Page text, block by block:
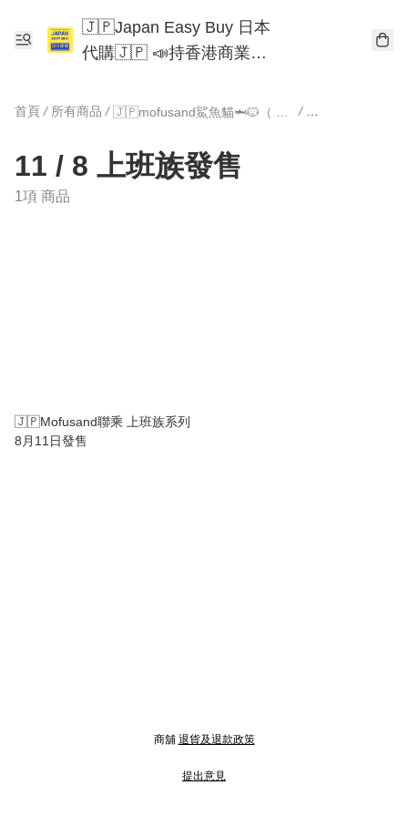
🇯🇵Japan Easy Buy 日本
代購🇯🇵 📣持香港商業登
Mofusand
首頁 / 所有商品 / / 11 / 8 上班族發售
11 / 8 上班族發售
1項 商品
🇯🇵Mofusand聯乘 上班族系列
8月11日發售
商舖 退貨及退款政策
提出意見